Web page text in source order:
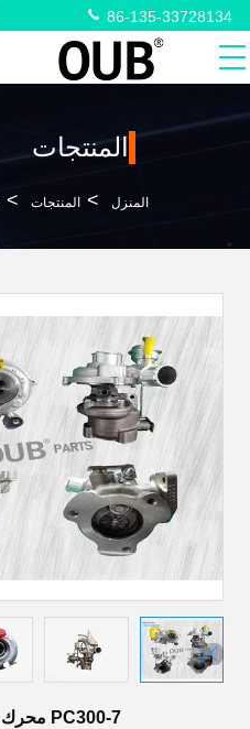
86-135-33728134
المنتجات
المنزل > المنتجات >